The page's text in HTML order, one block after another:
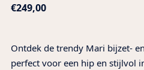
Normale
€249,00
Ontdek de trendy Mari bijzet-
perfect voor een hip en stijlvol